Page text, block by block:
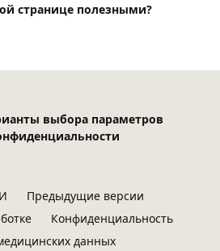
странице полезными?
выбора параметров
Предыдущие версии
Конфиденциальность
данных